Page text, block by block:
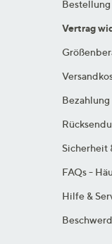
Bestellung
Vertrag
Bezahlung
Sicherheit
FAQs -
Hilfe &